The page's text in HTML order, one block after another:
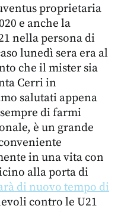
proprietaria
e anche la
nella persona di
lunedì sera era al
che il mister sia
Cerri in
salutati appena
di farmi
è un grande
in una vita con
alla porta di
di nuovo tempo di
contro le U21